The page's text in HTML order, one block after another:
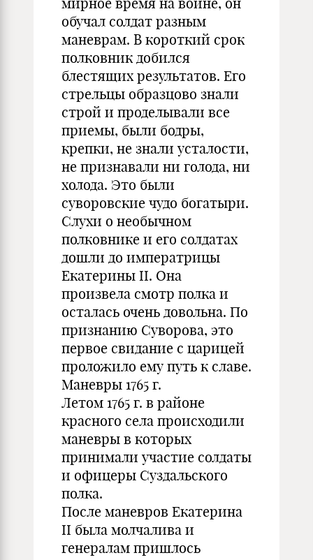
обучал солдат разным
маневрам. В короткий срок
полковник добился
блестящих результатов. Его
стрельцы образцово знали
строй и проделывали все
приемы, были бодры,
крепки, не знали усталости,
не признавали ни голода, ни
холода. Это были
суворовские чудо богатыри.
Слухи о необычном
полковнике и его солдатах
дошли до императрицы
Екатерины II. Она
произвела смотр полка и
осталась очень довольна. По
признанию Суворова, это
первое свидание с царицей
проложило ему путь к славе.
Маневры 1765 г.
Летом 1765 г. в районе
красного села происходили
маневры в которых
принимали участие солдаты
и офицеры Суздальского
полка.
После маневров Екатерина
II была молчалива и
генералам пришлось